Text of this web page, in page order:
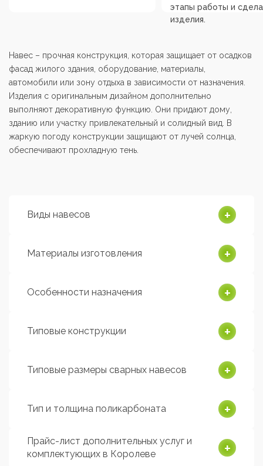
этапы работы и
изделия.
Навес – прочная конструкция, которая защищает от осадков
фасад жилого здания, оборудование, материалы,
автомобили или зону отдыха в зависимости от назначения.
Изделия с оригинальным дизайном дополнительно
выполняют декоративную функцию. Они придают дому,
зданию или участку привлекательный и солидный вид. В
жаркую погоду конструкции защищают от лучей солнца,
обеспечивают прохладную тень.
Виды навесов
Материалы изготовления
Особенности назначения
Типовые конструкции
Типовые размеры сварных навесов
Тип и толщина поликарбоната
Прайс-лист дополнительных услуг и
комплектующих в Королеве